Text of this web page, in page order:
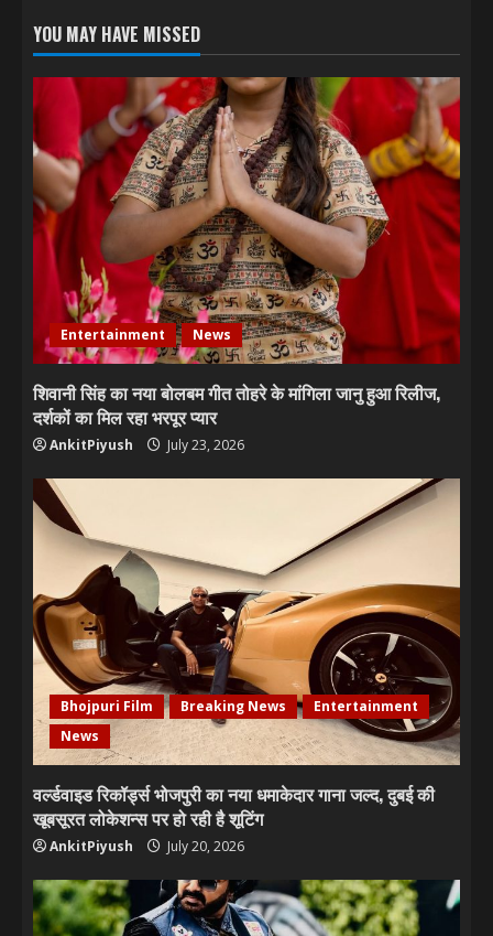
YOU MAY HAVE MISSED
Entertainment News
शिवानी सिंह का नया बोलबम गीत तोहरे के मांगिला जानु हुआ रिलीज,
दर्शकों का मिल रहा भरपूर प्यार
AnkitPiyush July 23, 2026
Bhojpuri Film Breaking News
Entertainment
News
वर्ल्डवाइड रिकॉर्ड्स भोजपुरी का नया धमाकेदार गाना जल्द, दुबई की
खूबसूरत लोकेशन्स पर हो रही है शूटिंग
AnkitPiyush July 20, 2026